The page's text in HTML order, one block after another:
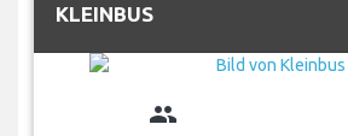
KLEINBUS
group